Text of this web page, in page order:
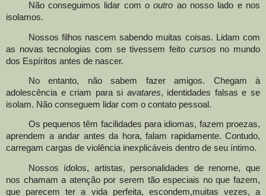
Não conseguimos lidar com o outro ao nosso lado e nos
isolamos.
Nossos filhos nascem sabendo muitas coisas. Lidam com
as novas tecnologias com se tivessem feito cursos no mundo
dos Espíritos antes de nascer.
No entanto, não sabem fazer amigos. Chegam à
adolescência e criam para si avatares, identidades falsas e se
isolam. Não conseguem lidar com o contato pessoal.
Os pequenos têm facilidades para idiomas, fazem proezas,
aprendem a andar antes da hora, falam rapidamente. Contudo,
carregam cargas de violência inexplicáveis dentro de seu íntimo.
Nossos ídolos, artistas, personalidades de renome, que
nos chamam a atenção por serem tão especiais no que fazem,
que parecem ter a vida perfeita, escondem,muitas vezes, a